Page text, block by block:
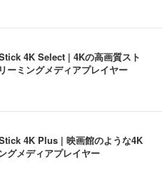
4K Select | 4Kの高画質スト
ーミングメディアプレイヤー
4K Plus | 映画館のような4K
グメディアプレイヤー